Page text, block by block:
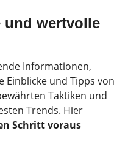
und wertvolle
Informationen,
Einblicke und Tipps von
Taktiken und
Trends. Hier
Schritt voraus